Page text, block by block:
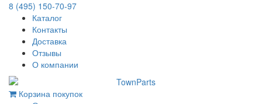
8 (495) 150-70-97
Каталог
Контакты
Доставка
Отзывы
О компании
Корзина покупок